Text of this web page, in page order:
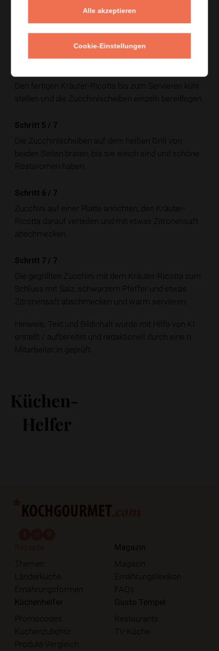
Den Ricotta mit Zitronenschale, etwas Zitronensaft,
Kräutern und fein geriebenem Knoblauch glatt
Den fertigen Kräuter-Ricotta bis zum Servieren kühl
stellen und die Zucchinischeiben einzeln bereitlegen.
Schritt 5 / 7
Die Zucchinischeiben auf dem heißen Grill von
beiden Seiten braten, bis sie weich sind und schöne
Röstaromen haben.
Schritt 6 / 7
Zucchini auf einer Platte anrichten, den Kräuter-
Ricotta darauf verteilen und mit etwas Zitronensaft
abschmecken.
Schritt 7 / 7
Die gegrillten Zucchini mit dem Kräuter-Ricotta zum
Schluss mit Salz, schwarzem Pfeffer und etwas
Zitronensaft abschmecken und warm servieren.
Hinweis: Text und Bildinhalt wurde mit Hilfe von KI
erstellt / aufbereitet und redaktionell durch eine:n
Mitarbeiter:in geprüft.
Küchen-
Helfer
Themen
Länderküche
Ernährungsformen
Magazin
Magazin
Ernährungslexikon
FAQs
Küchenhelfer
Promocodes
Küchenzubehör
Produkt-Vergleich
Gusto Tempel
Restaurants
TV-Köche
Alle akzeptieren
Cookie-Einstellungen